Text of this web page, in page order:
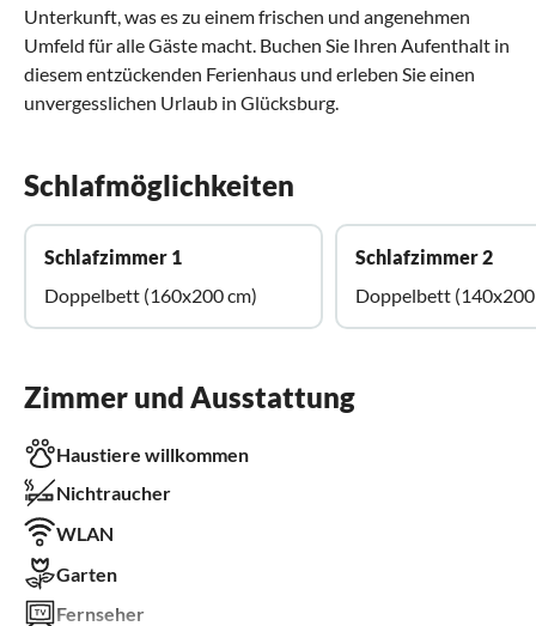
Unterkunft, was es zu einem frischen und angenehmen
Umfeld für alle Gäste macht. Buchen Sie Ihren Aufenthalt in
diesem entzückenden Ferienhaus und erleben Sie einen
unvergesslichen Urlaub in Glücksburg.
Schlafmöglichkeiten
Schlafzimmer 1
Doppelbett (160x200 cm)
Schlafzimmer 2
Doppelbett (140x200
Zimmer und Ausstattung
Haustiere willkommen
Nichtraucher
WLAN
Garten
Fernseher